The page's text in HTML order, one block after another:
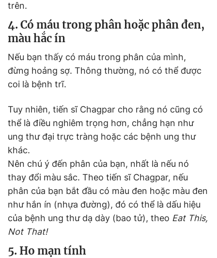
trên.
4. Có máu trong phân hoặc phân đen,
màu hắc ín
Nếu bạn thấy có máu trong phân của mình,
đừng hoảng sợ. Thông thường, nó có thể được
coi là bệnh trĩ.
Tuy nhiên, tiến sĩ Chagpar cho rằng nó cũng có
thể là điều nghiêm trọng hơn, chẳng hạn như
ung thư đại trực tràng hoặc các bệnh ung thư
khác.
Nên chú ý đến phân của bạn, nhất là nếu nó
thay đổi màu sắc. Theo tiến sĩ Chagpar, nếu
phân của bạn bắt đầu có màu đen hoặc màu đen
như hắn ín (nhựa đường), đó có thể là dấu hiệu
của bệnh ung thư dạ dày (bao tử), theo Eat This,
Not That!
5. Ho mạn tính